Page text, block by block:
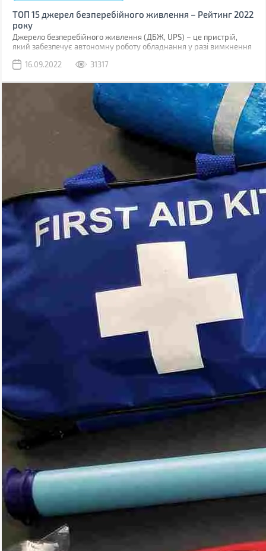
ТОП 15 джерел безперебійного живлення – Рейтинг 2022
року
Джерело безперебійного живлення (ДБЖ, UPS) – це пристрій,
який забезпечує автономну роботу обладнання у разі вимкнення
акумулятора. Більшість моделей розраховані на кілька хвилин,
підтримувати роботу більше години.
16.09.2022 31317